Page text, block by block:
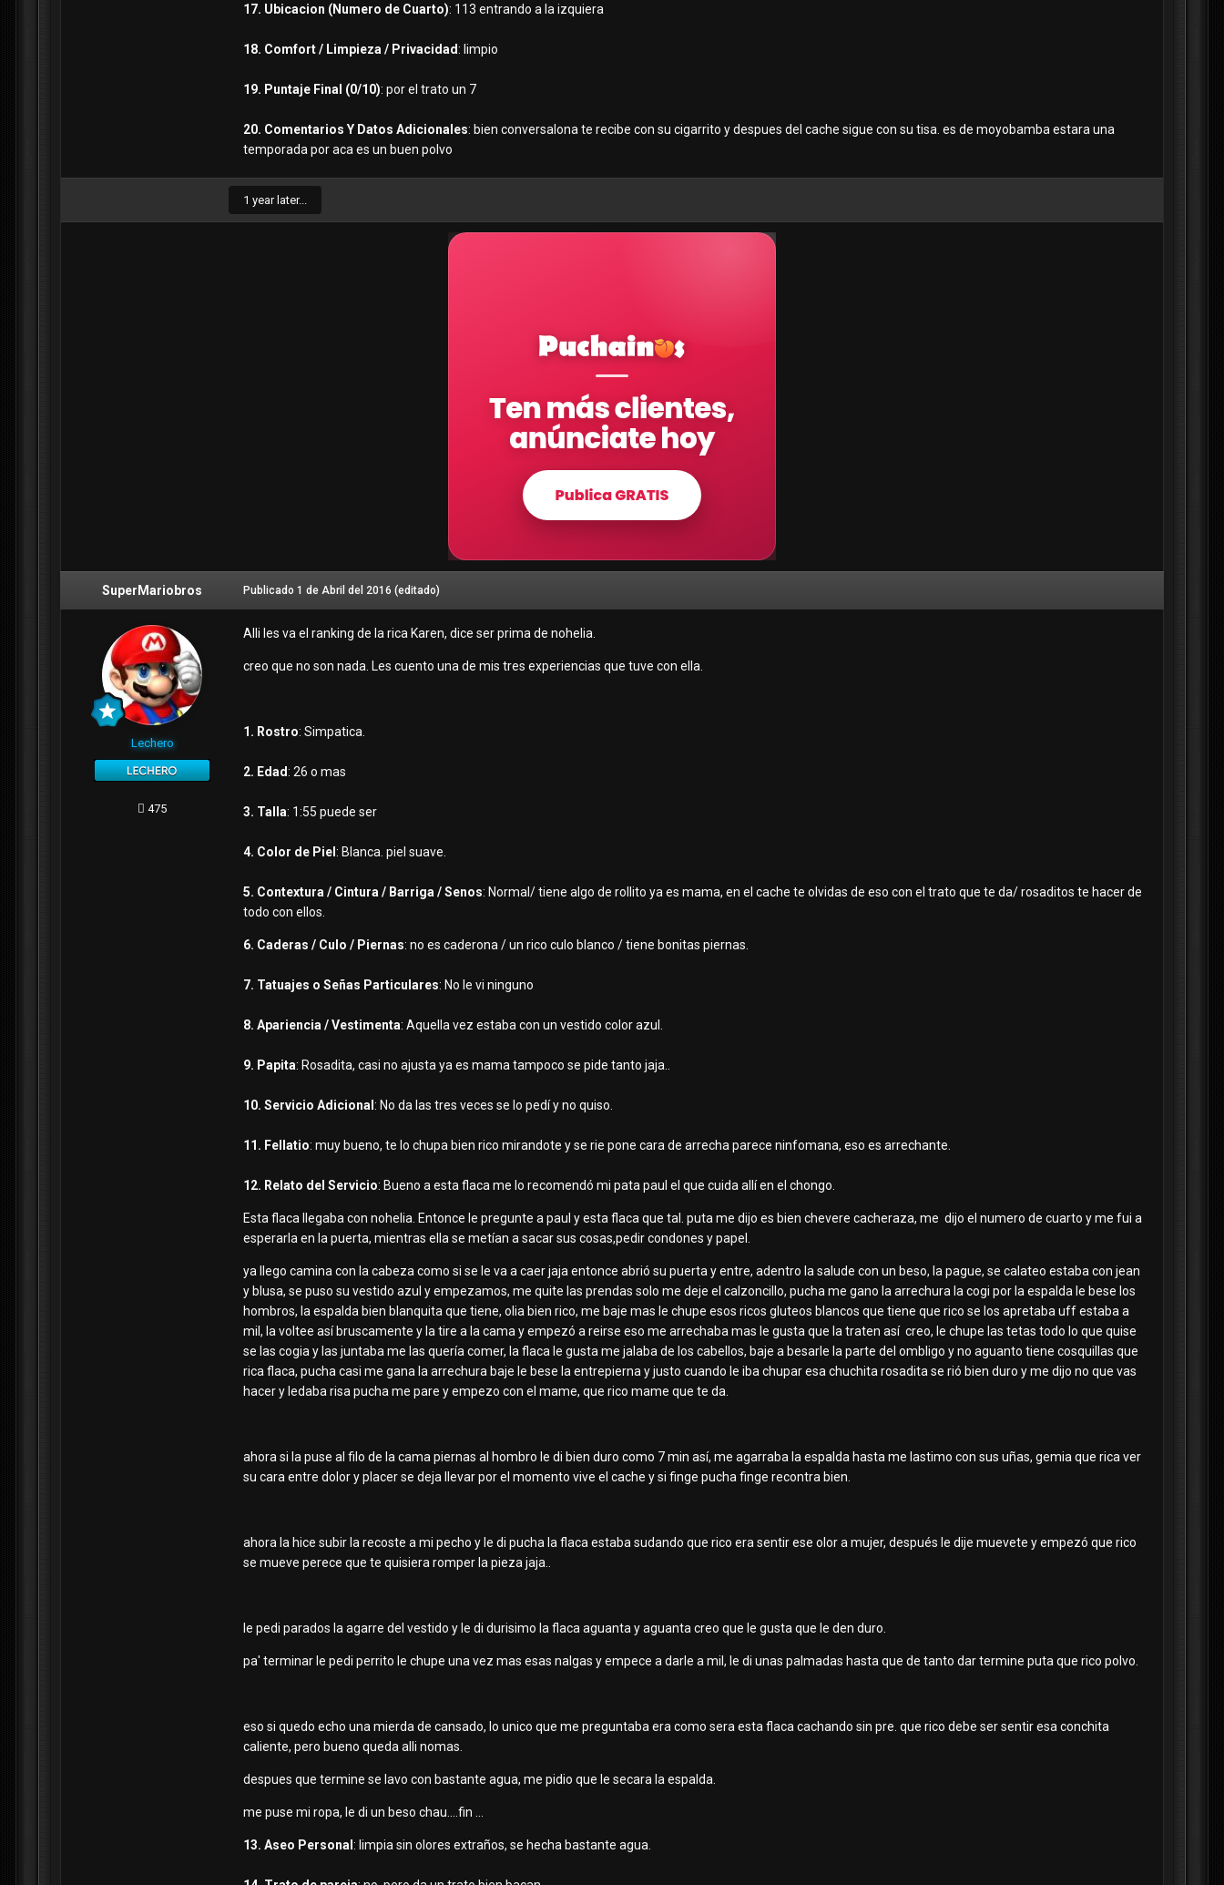
17. Ubicacion (Numero de Cuarto): 113 entrando a la izquiera
18. Comfort / Limpieza / Privacidad: limpio
19. Puntaje Final (0/10): por el trato un 7
20. Comentarios Y Datos Adicionales: bien conversalona te recibe con su cigarrito y despues del cache sigue con su tisa. es de moyobamba estara una
temporada por aca es un buen polvo
1 year later...
SuperMariobros
Lechero
475
Publicado 1 de Abril del 2016 (editado)
Alli les va el ranking de la rica Karen, dice ser prima de nohelia.
creo que no son nada. Les cuento una de mis tres experiencias que tuve con ella.
1. Rostro: Simpatica.
2. Edad: 26 o mas
3. Talla: 1:55 puede ser
4. Color de Piel : Blanca. piel suave.
5. Contextura / Cintura / Barriga / Senos: Normal/ tiene algo de rollito ya es mama, en el cache te olvidas de eso con el trato que te da/ rosaditos te hacer de
todo con ellos.
6. Caderas / Culo / Piernas: no es caderona / un rico culo blanco / tiene bonitas piernas.
7. Tatuajes o Señas Particulares: No le vi ninguno
8. Apariencia / Vestimenta: Aquella vez estaba con un vestido color azul.
9. Papita: Rosadita, casi no ajusta ya es mama tampoco se pide tanto jaja..
10. Servicio Adicional : No da las tres veces se lo pedí y no quiso.
11. Fellatio: muy bueno, te lo chupa bien rico mirandote y se rie pone cara de arrecha parece ninfomana, eso es arrechante.
12. Relato del Servicio: Bueno a esta flaca me lo recomendó mi pata paul el que cuida allí en el chongo.
Esta flaca llegaba con nohelia. Entonce le pregunte a paul y esta flaca que tal. puta me dijo es bien chevere cacheraza, me dijo el numero de cuarto y me fui a
esperarla en la puerta, mientras ella se metían a sacar sus cosas,pedir condones y papel.
ya llego camina con la cabeza como si se le va a caer jaja entonce abrió su puerta y entre, adentro la salude con un beso, la pague, se calateo estaba con jean
y blusa, se puso su vestido azul y empezamos, me quite las prendas solo me deje el calzoncillo, pucha me gano la arrechura la cogi por la espalda le bese los
hombros, la espalda bien blanquita que tiene, olia bien rico, me baje mas le chupe esos ricos gluteos blancos que tiene que rico se los apretaba uff estaba a
mil, la voltee así bruscamente y la tire a la cama y empezó a reirse eso me arrechaba mas le gusta que la traten así creo, le chupe las tetas todo lo que quise
se las cogia y las juntaba me las quería comer, la flaca le gusta me jalaba de los cabellos, baje a besarle la parte del ombligo y no aguanto tiene cosquillas que
rica flaca, pucha casi me gana la arrechura baje le bese la entrepierna y justo cuando le iba chupar esa chuchita rosadita se rió bien duro y me dijo no que vas
hacer y ledaba risa pucha me pare y empezo con el mame, que rico mame que te da.
ahora si la puse al filo de la cama piernas al hombro le di bien duro como 7 min así, me agarraba la espalda hasta me lastimo con sus uñas, gemia que rica ver
su cara entre dolor y placer se deja llevar por el momento vive el cache y si finge pucha finge recontra bien.
ahora la hice subir la recoste a mi pecho y le di pucha la flaca estaba sudando que rico era sentir ese olor a mujer, después le dije muevete y empezó que rico
se mueve perece que te quisiera romper la pieza jaja..
le pedi parados la agarre del vestido y le di durisimo la flaca aguanta y aguanta creo que le gusta que le den duro.
pa' terminar le pedi perrito le chupe una vez mas esas nalgas y empece a darle a mil, le di unas palmadas hasta que de tanto dar termine puta que rico polvo.
eso si quedo echo una mierda de cansado, lo unico que me preguntaba era como sera esta flaca cachando sin pre. que rico debe ser sentir esa conchita
caliente, pero bueno queda alli nomas.
despues que termine se lavo con bastante agua, me pidio que le secara la espalda.
me puse mi ropa, le di un beso chau....fin ...
13. Aseo Personal : limpia sin olores extraños, se hecha bastante agua.